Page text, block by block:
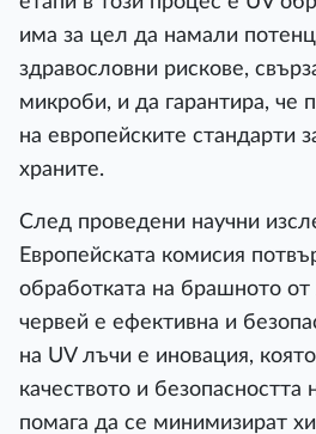
има за цел да намали
здравословни рискове,
микроби, и да гарантира, че
на европейските стандарти
храните.
След проведени научни
Европейската комисия
обработката на брашното
червей е ефективна и
на UV лъчи е иновация,
качеството и безопасността
помага да се минимизират